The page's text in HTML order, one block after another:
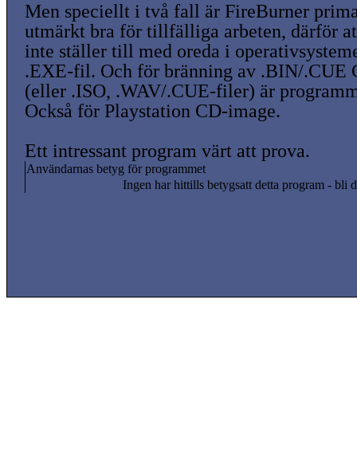
Men speciellt i två fall är FireBurner
utmärkt bra för tillfälliga arbeten, därför
inte ställer till med oreda i
.EXE-fil. Och för bränning av .BIN/.CUE
(eller .ISO, .WAV/.CUE-filer) är
Också för Playstation CD-image.
Ett intressant program värt att prova.
Användarnas betyg för programmet
Ingen har hittills betygsatt detta program - bli